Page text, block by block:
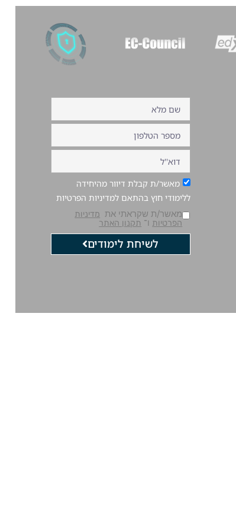
מאשר/ת קבלת דיוור מהיחידה
ללימודי חוץ בהתאם למדיניות הפרטיות
מאשר/ת שקראתי את מדיניות
הפרטיות ו־ תקנון האתר
לשיחת לימודים